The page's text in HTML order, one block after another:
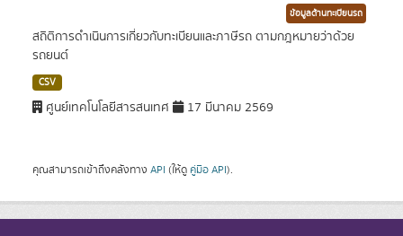
ข้อมูลด้านทะเบียนรถ
สถิติการดำเนินการเกี่ยวกับทะเบียนและภาษีรถ ตามกฎหมายว่าด้วย
รถยนต์
CSV
ศูนย์เทคโนโลยีสารสนเทศ 17 มีนาคม 2569
คุณสามารถเข้าถึงคลังทาง API (ให้ดู คู่มือ API).